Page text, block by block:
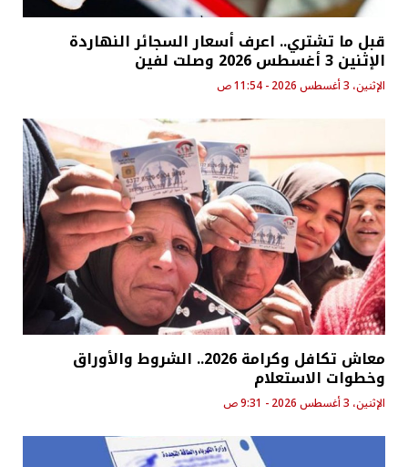
قبل ما تشتري.. اعرف أسعار السجائر النهاردة
الإثنين 3 أغسطس 2026 وصلت لفين
الإثنين، 3 أغسطس 2026 - 11:54 ص
معاش تكافل وكرامة 2026.. الشروط والأوراق
وخطوات الاستعلام
الإثنين، 3 أغسطس 2026 - 9:31 ص